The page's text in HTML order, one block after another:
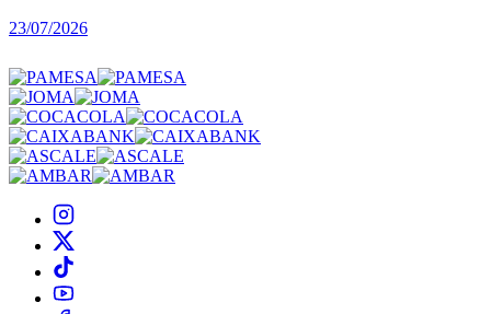
23/07/2026